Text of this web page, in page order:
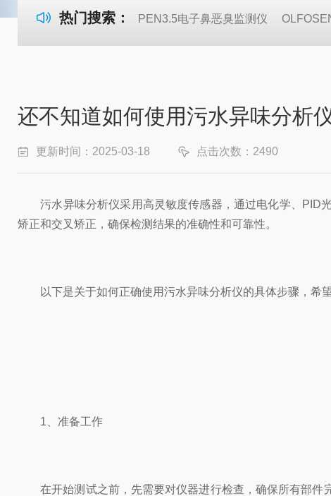
热门搜索： PEN3.5电子鼻恶臭监测仪
还不知道如何使用污水异味分析
更新时间：2025-03-18 点击次数：2490
污水异味分析仪采用高灵敏度传感器，通过电化学、PID光
矫正和交叉矫正，确保检测结果的准确性和可靠性。
以下是关于如何正确使用污水异味分析仪的具体步骤，希望
1、准备工作
在开始测试之前，先需要对仪器进行检查，确保所有部件